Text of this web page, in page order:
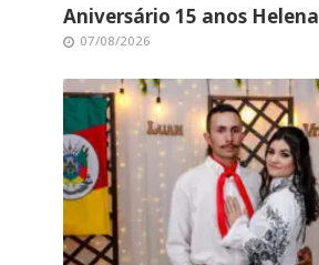
Aniversário 15 anos Helena
07/08/2026